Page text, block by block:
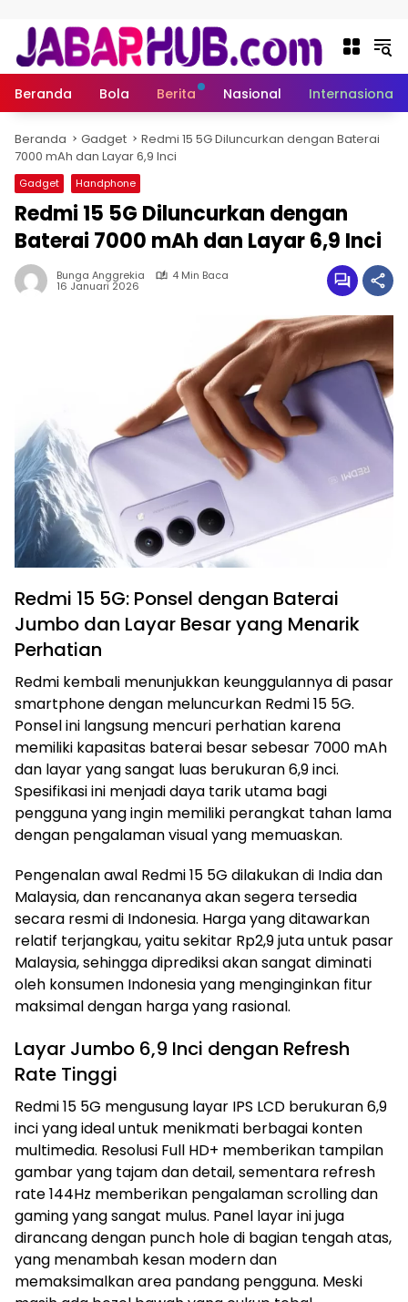
Beranda Bola Berita Nasional Internasional
Beranda Gadget
Redmi 15 5G Diluncurkan dengan Baterai
7000 mAh dan Layar 6,9 Inci
Gadget Handphone
Redmi 15 5G Diluncurkan dengan
Baterai 7000 mAh dan Layar 6,9 Inci
Bunga Anggrekia 4 Min Baca
16 Januari 2026
Redmi 15 5G: Ponsel dengan Baterai
Jumbo dan Layar Besar yang Menarik
Perhatian
Redmi kembali menunjukkan keunggulannya di pasar
smartphone dengan meluncurkan Redmi 15 5G.
Ponsel ini langsung mencuri perhatian karena
memiliki kapasitas baterai besar sebesar 7000 mAh
dan layar yang sangat luas berukuran 6,9 inci.
Spesifikasi ini menjadi daya tarik utama bagi
pengguna yang ingin memiliki perangkat tahan lama
dengan pengalaman visual yang memuaskan.
Pengenalan awal Redmi 15 5G dilakukan di India dan
Malaysia, dan rencananya akan segera tersedia
secara resmi di Indonesia. Harga yang ditawarkan
relatif terjangkau, yaitu sekitar Rp2,9 juta untuk pasar
Malaysia, sehingga diprediksi akan sangat diminati
oleh konsumen Indonesia yang menginginkan fitur
maksimal dengan harga yang rasional.
Layar Jumbo 6,9 Inci dengan Refresh
Rate Tinggi
Redmi 15 5G mengusung layar IPS LCD berukuran 6,9
inci yang ideal untuk menikmati berbagai konten
multimedia. Resolusi Full HD+ memberikan tampilan
gambar yang tajam dan detail, sementara refresh
rate 144Hz memberikan pengalaman scrolling dan
gaming yang sangat mulus. Panel layar ini juga
dirancang dengan punch hole di bagian tengah atas,
yang menambah kesan modern dan
memaksimalkan area pandang pengguna. Meski